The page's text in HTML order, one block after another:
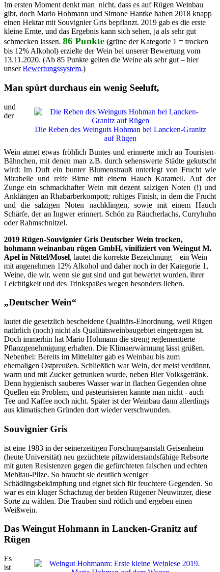
Im ersten Moment denkt man nicht, dass es auf Rügen Weinbau
gibt, doch Mario Hohmann und Simone Hantke haben 2018 knapp
einen Hektar mit Souvignier Gris bepflanzt. 2019 gab es die erste
kleine Ernte, und das Ergebnis kann sich sehen, ja als sehr gut
schmecken lassen. 86 Punkte (grüne der Kategorie 1 = trocken
bis 12% Alkohol) erzielte der Wein bei unserer Bewertung vom
13.11.2020. (Ab 85 Punkte gelten die Weine als sehr gut – hier
unserBewertungssystem.)
Man spürt durchaus ein wenig Seeluft,
Die Reben des Weinguts Hohman bei Lancken-Granitz
auf Rügen
und
der
Wein atmet etwas fröhlich Buntes und erinnerte mich an Touristen-
Bähnchen, mit denen man z.B. durch sehenswerte Städte gekutscht
wird: Im Duft ein bunter Blumenstrauß unterlegt von Frucht wie
Mirabelle und reife Birne mit einem Hauch Karamell. Auf der
Zunge ein schmackhafter Wein mit dezent salzigen Noten (!) und
Anklängen an Rhabarberkompott; ruhiges Finish, in dem die Frucht
und die salzigen Noten nachklingen, sowie mit einem Hauch
Schärfe, der an Ingwer erinnert. Schön zu Räucherlachs, Curryhuhn
oder Rahmschnitzel.
2019 Rügen-Souvignier Gris Deutscher Wein trocken,
hohmann weinanbau rügen GmbH, vinifiziert von Weingut M.
Apel in Nittel/Mosel, lautet die korrekte Bezeichnung – ein Wein
mit angenehmen 12% Alkohol und daher noch in der Kategorie 1,
Weine, die wir, wenn sie gut sind und gut bewertet wurden, ihrer
Leichtigkeit und des Trinkspaßes wegen besonders lieben.
„Deutscher Wein“
lautet die gesetzlich bescheidene Qualitäts-Einordnung, weil Rügen
natürlich (noch) nicht als Qualitätsweinbaugebiet eingetragen ist.
Doch immerhin hat Mario Hohmann die streng reglementierte
Pflanzgenehmigung erhalten. Die Klimaerwärmung lässt grüßen.
Nebenbei: Bereits im Mittelalter gab es Weinbau bis zum
ehemaligen Ostpreußen. Schließlich war Wein, der meist verdünnt,
warm und mit Zucker getrunken wurde, neben Bier Volksgetränk.
Denn hygienisch sauberes Wasser war in flachen Gegenden ohne
Quellen ein Problem, und pasteurisieren kannte man nicht - auch
Tee und Kaffee noch nicht. Später ist der Weinbau dann allerdings
aus klimatischen Gründen dort wieder verschwunden.
Souvignier Gris
ist eine 1983 in der seinerzeitigen Forschungsanstalt Geisenheim
(heute Universität) neu gezüchtete pilzwiderstandsfähige Rebsorte
mit guten Resistenzen gegen die gefürchteten falschen und echten
Mehltau-Pilze. So braucht sie deutlich weniger
Schädlingsbekämpfung und eignet sich für feuchtere Gegenden. So
war es ein kluger Schachzug der beiden Rügener Neuwinzer, diese
Sorte zu wählen. Die Trauben sind rötlich und ergeben einen
Weißwein.
Das Weingut Hohmann in Lancken-Granitz auf
Rügen
Es
ist